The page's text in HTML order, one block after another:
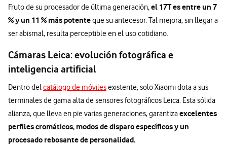
Fruto de su procesador de última generación,el 17T es entre un 7
% y un 11 % más potenteque su antecesor. Tal mejora, sin llegar a
ser abismal, resulta perceptible en el uso cotidiano.
Cámaras Leica: evolución fotográfica e
inteligencia artificial
Dentro delcatálogo de móvilesexistente, solo Xiaomi dota a sus
terminales de gama alta de sensores fotográficos Leica. Esta sólida
alianza, que lleva en pie varias generaciones, garantizaexcelentes
perfiles cromáticos, modos de disparo específicos y un
procesado rebosante de personalidad.